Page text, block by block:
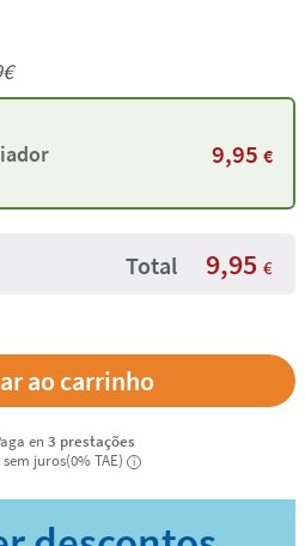
9,95 €
Total 9,95 €
en3 prestações
sem juros(0% TAE)
i